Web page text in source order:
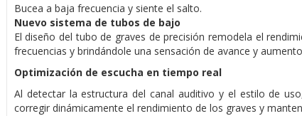
Bucea a baja frecuencia y siente el salto.
Nuevo sistema de tubos de bajo
El diseño del tubo de graves de precisión remodela el
frecuencias y brindándole una sensación de avance y
Optimización de escucha en tiempo real
Al detectar la estructura del canal auditivo y el estilo de
corregir dinámicamente el rendimiento de los graves y